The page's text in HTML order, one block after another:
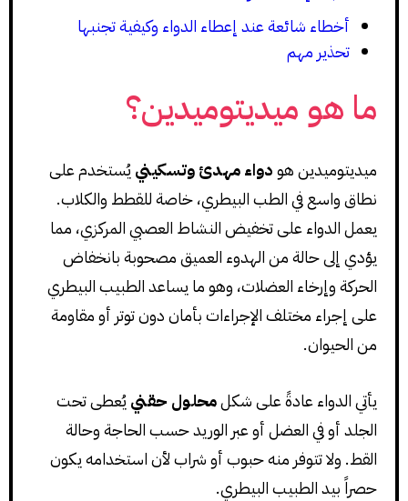
أخطاء شائعة عند إعطاء الدواء وكيفية تجنبها
تحذير مهم
ما هو ميديتوميدين؟
ميديتوميدين هودواء مهدئ وتسكيني يُستخدم على
نطاق واسع في الطب البيطري، خاصة للقطط والكلاب.
يعمل الدواء على تخفيض النشاط العصبي المركزي، مما
يؤدي إلى حالة من الهدوء العميق مصحوبة بانخفاض
الحركة وإرخاء العضلات، وهو ما يساعد الطبيب البيطري
على إجراء مختلف الإجراءات بأمان دون توتر أو مقاومة
من الحيوان.
يأتي الدواء عادةً على شكلمحلول حقني يُعطى تحت
الجلد أو في العضل أو عبر الوريد حسب الحاجة وحالة
القط. ولا تتوفر منه حبوب أو شراب لأن استخدامه يكون
حصراً بيد الطبيب البيطري.